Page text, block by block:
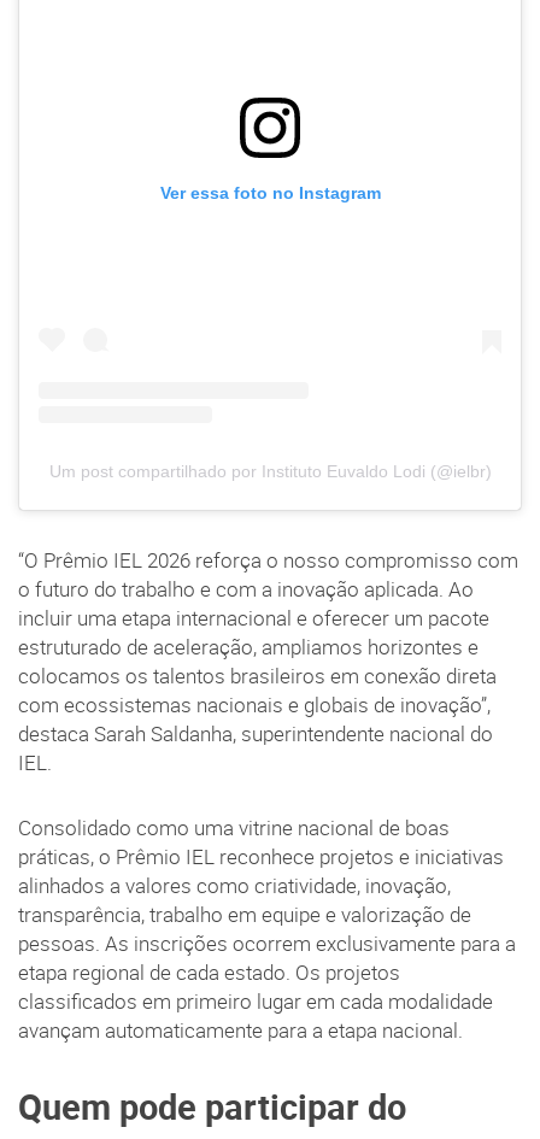
Ver essa foto no Instagram
Um post compartilhado por Instituto Euvaldo Lodi (@ielbr)
“O Prêmio IEL 2026 reforça o nosso compromisso com
o futuro do trabalho e com a inovação aplicada. Ao
incluir uma etapa internacional e oferecer um pacote
estruturado de aceleração, ampliamos horizontes e
colocamos os talentos brasileiros em conexão direta
com ecossistemas nacionais e globais de inovação”,
destaca Sarah Saldanha, superintendente nacional do
IEL.
Consolidado como uma vitrine nacional de boas
práticas, o Prêmio IEL reconhece projetos e iniciativas
alinhados a valores como criatividade, inovação,
transparência, trabalho em equipe e valorização de
pessoas. As inscrições ocorrem exclusivamente para a
etapa regional de cada estado. Os projetos
classificados em primeiro lugar em cada modalidade
avançam automaticamente para a etapa nacional.
Quem pode participar do